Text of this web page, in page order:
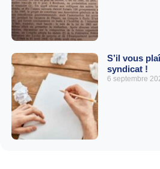
S’il vous
syndicat !
6 septembre